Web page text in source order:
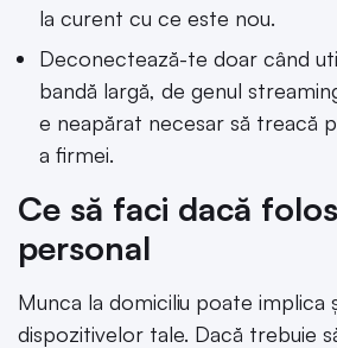
la curent cu ce este nou.
Deconectează-te doar când
bandă largă, de genul
e neapărat necesar să treacă
a firmei.
Ce să faci dacă
personal
Munca la domiciliu poate implica
dispozitivelor tale. Dacă trebuie